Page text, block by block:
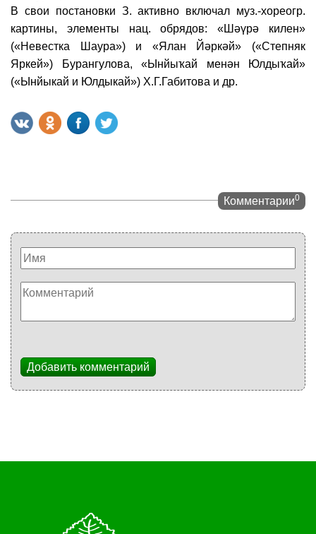
В свои постановки З. активно включал муз.-хореогр.
картины, элементы нац. обрядов: «Шәүрә килен»
(«Невестка Шаура») и «Ялан Йәркәй» («Степняк
Яркей») Бурангулова, «Ынйыҡай менән Юлдыҡай»
(«Ынйыкай и Юлдыкай») Х.Г.Габитова и др.
Комментарии0
Добавить комментарий